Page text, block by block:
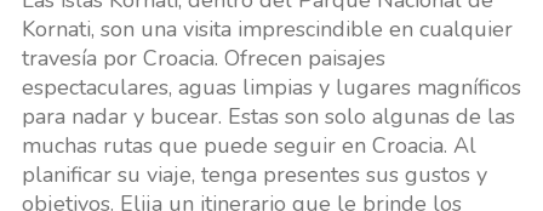
Kornati, son una visita imprescindible en cualquier
travesía por Croacia. Ofrecen paisajes
espectaculares, aguas limpias y lugares magníficos
para nadar y bucear. Estas son solo algunas de las
muchas rutas que puede seguir en Croacia. Al
planificar su viaje, tenga presentes sus gustos y
objetivos. Elija un itinerario que le brinde los